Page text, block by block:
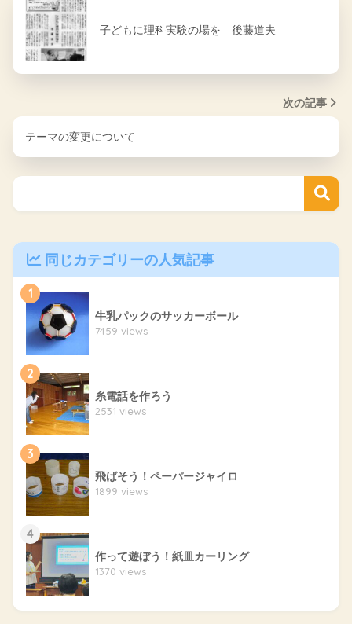
子どもに理科実験の場を 後藤道夫
次の記事
テーマの変更について
同じカテゴリーの人気記事
1
牛乳パックのサッカーボール
7459 views
2
糸電話を作ろう
2531 views
3
飛ばそう！ペーパージャイロ
1899 views
4
作って遊ぼう！紙皿カーリング
1370 views